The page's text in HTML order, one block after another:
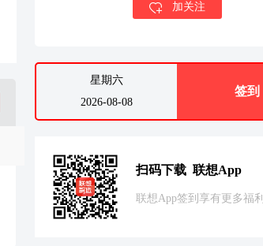
加关注
星期六
2026-08-08
签到
扫码下载 联想App
联想App签到享有更多福利